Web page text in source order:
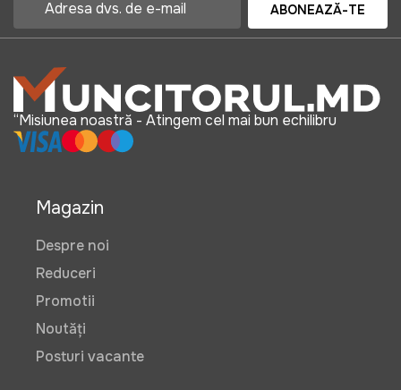
ABONEAZĂ-TE
“Misiunea noastră - Atingem cel mai bun echilibru
Magazin
Despre noi
Reduceri
Promotii
Noutăți
Posturi vacante